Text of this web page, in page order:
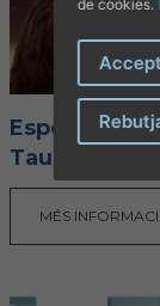
Taurins 2026
MÉS
de cookies.